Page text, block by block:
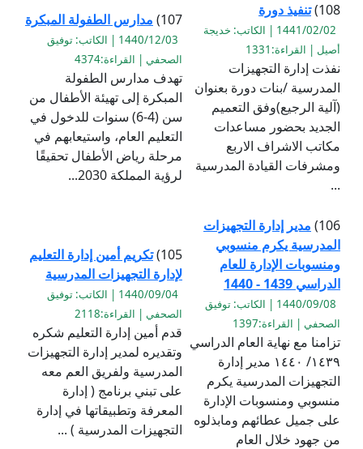
108) تنفيذ دورة
1441/02/02 | الكاتب: خديجة
أصيل | القراءة:1331
نفذت إدارة التجهيزات
المدرسية /بنات دورة بعنوان
(آلية الرجيع)وفق التعميم
الجديد بحضور مساعدات
مكاتب الاشراف الاربع
ومشرفات القيادة المدرسية
...
107) مدارس الطفولة المبكرة
1440/12/03 | الكاتب: توفيق
الصحفي | القراءة:4374
تهدف مدارس الطفولة
المبكرة إلى تهيئة الأطفال من
سن (4-6) سنوات للدخول في
التعليم العام، واستيعابهم في
مرحلة رياض الأطفال تحقيقًا
لرؤية المملكة 2030...
106) مدير إدارة التجهيزات
المدرسية يكرم منسوبي
ومنسوبات الإدارة للعام
الدراسي 1439 - 1440
1440/09/08 | الكاتب: توفيق
الصحفي | القراءة:1397
تزامنا مع نهاية العام الدراسي
١٤٣٩/ ١٤٤٠ مدير إدارة
التجهيزات المدرسية يكرم
منسوبي ومنسوبات الإدارة
على جميل عطائهم ومابذلوه
من جهود خلال العام
105) تكريم أمين إدارة التعليم
لإدارة التجهيزات المدرسية
1440/09/04 | الكاتب: توفيق
الصحفي | القراءة:2118
قدم أمين إدارة التعليم شكره
وتقديره لمدير إدارة التجهيزات
المدرسية ولفريق العم معه
على تبني برنامج ( إدارة
المعرفة وتطبيقاتها في إدارة
التجهيزات المدرسية ) ...